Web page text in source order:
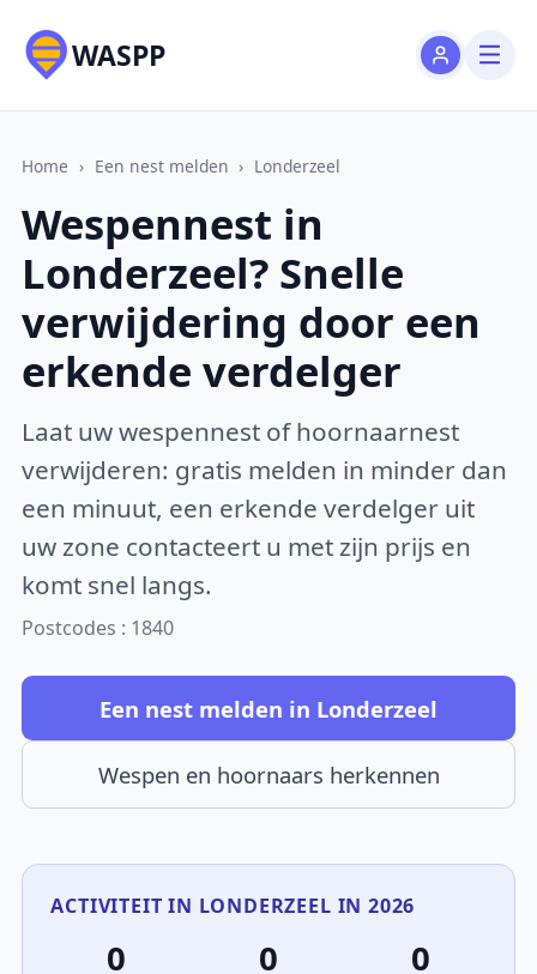
WASPP
Home › Een nest melden › Londerzeel
Wespennest in
Londerzeel? Snelle
verwijdering door een
erkende verdelger
Laat uw wespennest of hoornaarnest
verwijderen: gratis melden in minder dan
een minuut, een erkende verdelger uit
uw zone contacteert u met zijn prijs en
komt snel langs.
Postcodes : 1840
Een nest melden in Londerzeel
Wespen en hoornaars herkennen
ACTIVITEIT IN LONDERZEEL IN 2026
0 0 0